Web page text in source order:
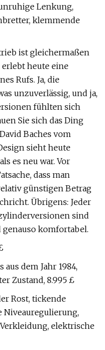
Lenkung,
klemmende
ist gleichermaßen
heute eine
Rufs. Ja, die
unzuverlässig, und ja,
fühlten sich
Sie sich das Ding
Baches vom
sieht heute
es neu war. Vor
dass man
günstigen Betrag
Übrigens: Jeder
sind
komfortabel.
aus dem Jahr 1984,
Zustand, 8.995 £
Rost, tickende
Niveauregulierung,
elektrische